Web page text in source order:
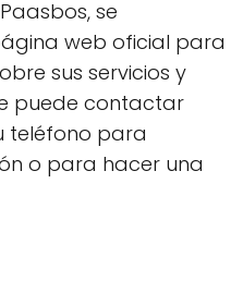
se
web oficial para
sus servicios y
puede contactar
teléfono para
o para hacer una